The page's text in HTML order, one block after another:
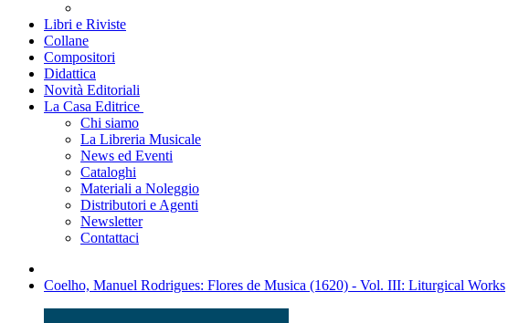
Libri e Riviste
Collane
Compositori
Didattica
Novità Editoriali
La Casa Editrice
Chi siamo
La Libreria Musicale
News ed Eventi
Cataloghi
Materiali a Noleggio
Distributori e Agenti
Newsletter
Contattaci
Coelho, Manuel Rodrigues: Flores de Musica (1620) - Vol. III: Liturgical Works